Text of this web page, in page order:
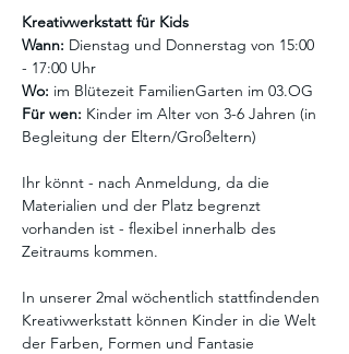
Kreativwerkstatt für Kids
Wann: Dienstag und Donnerstag von 15:00
- 17:00 Uhr
Wo: im Blütezeit FamilienGarten im 03.OG
Für wen: Kinder im Alter von 3-6 Jahren (in
Begleitung der Eltern/Großeltern)
Ihr könnt - nach Anmeldung, da die
Materialien und der Platz begrenzt
vorhanden ist - flexibel innerhalb des
Zeitraums kommen.
In unserer 2mal wöchentlich stattfindenden
Kreativwerkstatt können Kinder in die Welt
der Farben, Formen und Fantasie